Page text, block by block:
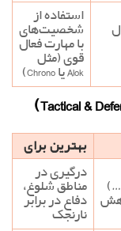
استفاده از
شخصیت‌های
با مهارت فعال
قوی (مثل
Alok یا Chrono)
بهترین برای
۳۰٪ کاهش
درگیری در
مناطق شلوغ،
دفاع در برابر
نارنجک